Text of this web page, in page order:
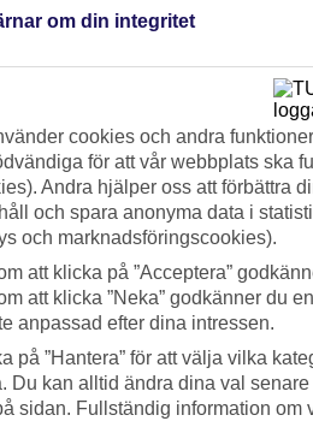
om din integritet
cookies och andra
för att vår webbplats ska
Andra hjälper oss att förbättra
och spara anonyma data i
och marknadsföringscookies).
att klicka på ”Acceptera”
att klicka ”Neka” godkänner du
anpassad efter dina intressen.
på ”Hantera” för att välja vilka
Du kan alltid ändra dina val
sidan. Fullständig information om